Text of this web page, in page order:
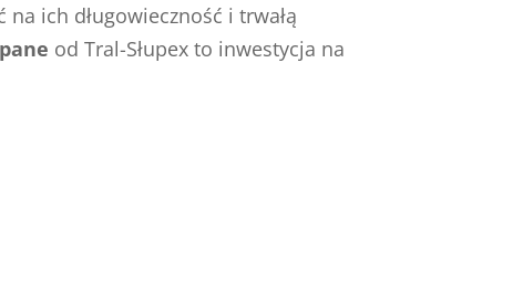
ich długowieczność i trwałą
od Tral-Słupex to inwestycja na